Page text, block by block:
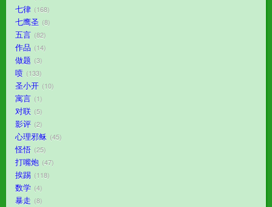
七律 168
七鹰圣 8
五言 82
作品 14
做题 3
喷 133
圣小开 10
寓言 1
对联 5
影评 2
心理邪稣 45
怪悟 25
打嘴炮 47
挨踢 118
数学 4
暴走 8